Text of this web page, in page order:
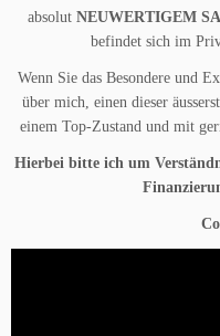
absolut NEUWERTIGEM
befindet sich im
Wenn Sie das Besondere und
über mich, einen dieser
einem Top-Zustand und mit
Hierbei bitte ich um